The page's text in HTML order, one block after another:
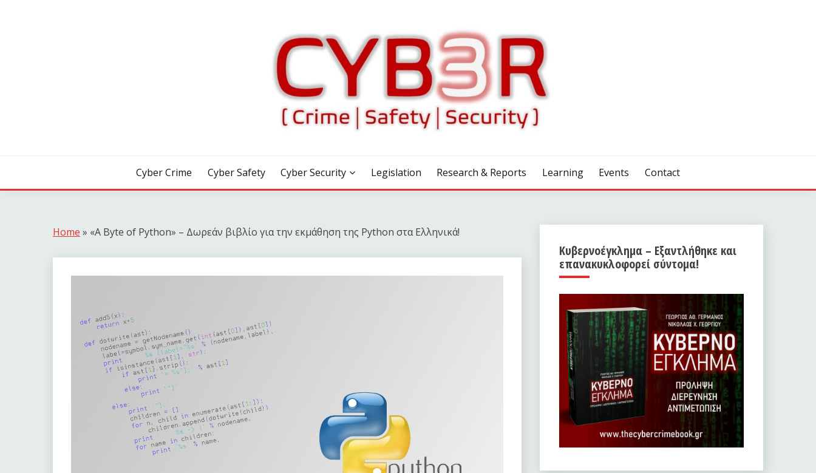
Cyber Crime Cyber Safety Cyber Security Legislation Research & Reports Learning Events Contact
Home » «A Byte of Python» – Δωρεάν βιβλίο για την εκμάθηση της Python στα Ελληνικά!
Κυβερνοέγκλημα – Εξαντλήθηκε και
επανακυκλοφορεί σύντομα!